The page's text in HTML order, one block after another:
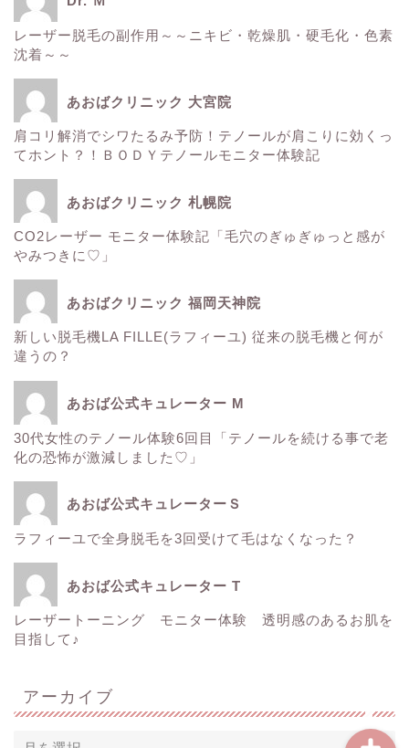
レーザー脱毛の副作用～～ニキビ・乾燥肌・硬毛化・色素
沈着～～
あおばクリニック 大宮院
肩コリ解消でシワたるみ予防！テノールが肩こりに効くっ
てホント？！ＢＯＤＹテノールモニター体験記
あおばクリニック 札幌院
CO2レーザー モニター体験記「毛穴のぎゅぎゅっと感が
やみつきに♡」
あおばクリニック 福岡天神院
新しい脱毛機LA FILLE(ラフィーユ) 従来の脱毛機と何が
違うの？
あおば公式キュレーター M
30代女性のテノール体験6回目「テノールを続ける事で老
化の恐怖が激減しました♡」
あおば公式キュレーターＳ
ラフィーユで全身脱毛を3回受けて毛はなくなった？
あおば公式キュレーター T
レーザートーニング モニター体験 透明感のあるお肌を
目指して♪
アーカイブ
健康
肌
ウルトラアクセント
サーマクール
レーザートーニング
ＳＲＳマスク